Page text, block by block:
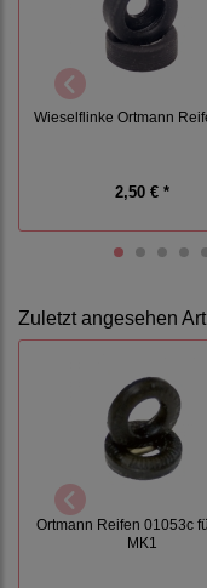
Wieselflinke Ortmann
2,50 € *
Zuletzt angesehen
Ortmann Reifen 01053c
MK1